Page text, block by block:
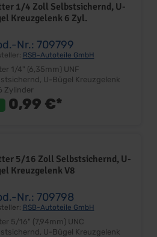
1/4 Zoll Selbstsichernd, U-
Kreuzgelenk 6 Zyl.
Nr.: 709799
RSB-Autoteile GmbH
1/4" (6,35mm) UNF
U-Bügel Kreuzgelenk
0,99 €*
5/16 Zoll Selbstsichernd, U-
Kreuzgelenk V8
Nr.: 709798
RSB-Autoteile GmbH
5/16" (7,94mm) UNC
U-Bügel Kreuzgelenk